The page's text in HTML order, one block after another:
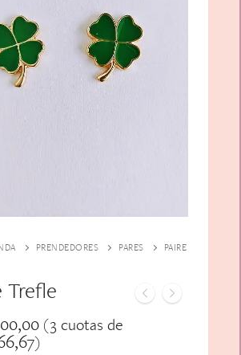
Florales
Varios
Escarapelas
Boinas
Vinchas
Hebillas
Guantes
Charreteras
PRENDEDORES PARES
PAIRE
Trefle
(3 cuotas de
)